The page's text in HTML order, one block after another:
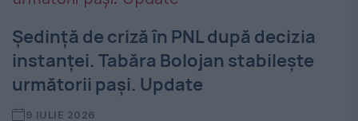
Ședință de criză în PNL după decizia
instanței. Tabăra Bolojan stabilește
următorii pași. Update
9 IULIE 2026